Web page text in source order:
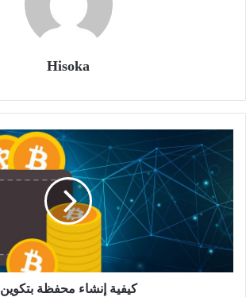
Hisoka
إنشاء
محفظة
بتكوين
كيفية إنشاء محفظة بتكوين